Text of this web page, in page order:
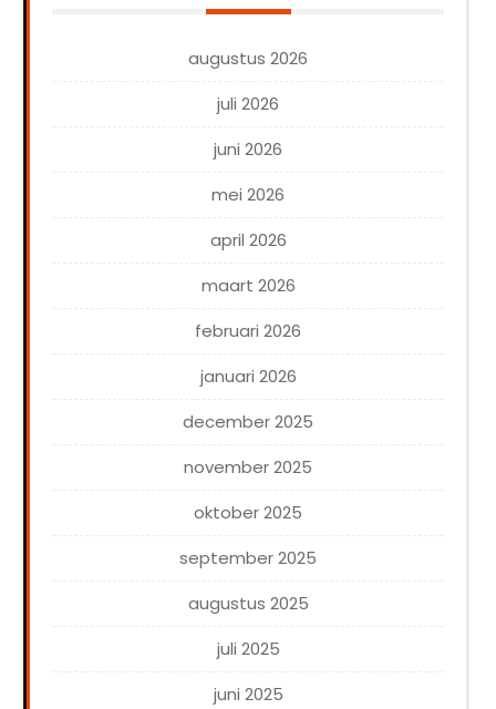
augustus 2026
juli 2026
juni 2026
mei 2026
april 2026
maart 2026
februari 2026
januari 2026
december 2025
november 2025
oktober 2025
september 2025
augustus 2025
juli 2025
juni 2025